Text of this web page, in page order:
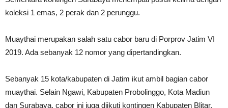
koleksi 1 emas, 2 perak dan 2 perunggu.
Muaythai merupakan salah satu cabor baru di Porprov Jatim VI
2019. Ada sebanyak 12 nomor yang dipertandingkan.
Sebanyak 15 kota/kabupaten di Jatim ikut ambil bagian cabor
muaythai. Selain Ngawi, Kabupaten Probolinggo, Kota Madiun
dan Surabaya, cabor ini juga diikuti kontingen Kabupaten Blitar,